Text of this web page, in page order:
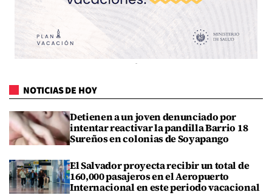
NOTICIAS DE HOY
Detienen a un joven denunciado por
intentar reactivar la pandilla Barrio 18
Sureños en colonias de Soyapango
El Salvador proyecta recibir un total de
160,000 pasajeros en el Aeropuerto
Internacional en este periodo vacacional